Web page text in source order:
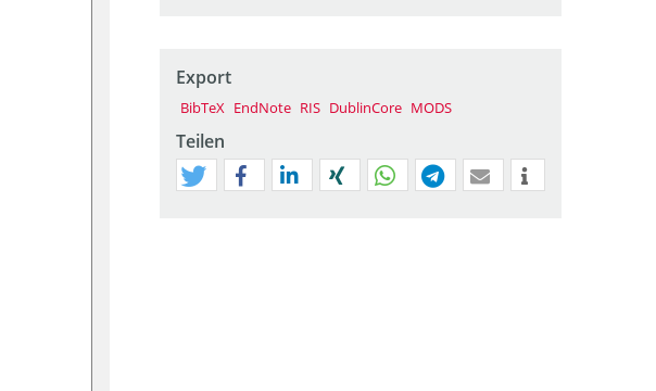
Export
BibTeX EndNote RIS DublinCore MODS
Teilen